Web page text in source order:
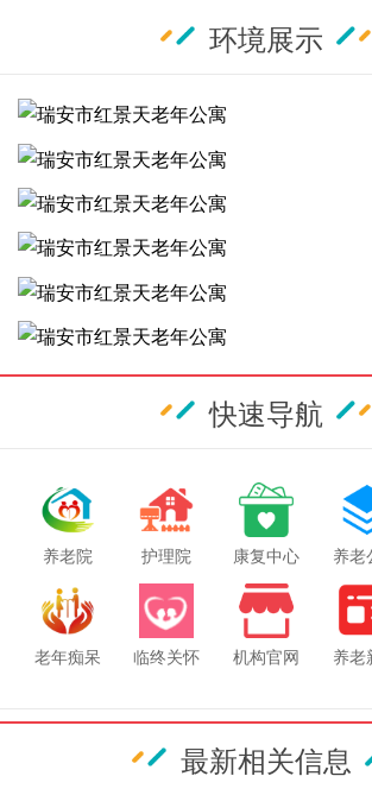
环境展示
快速导航
养老院 护理院 康复中心 养老
老年痴呆 临终关怀 机构官网 养老
最新相关信息